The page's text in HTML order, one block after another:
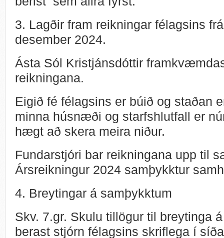
3. Lagðir fram reikningar félagsins
desember 2024.
Ásta Sól Kristjánsdóttir
reikningana.
Eigið fé félagsins er búið og staðan
minna húsnæði og starfshlutfall er
hægt að skera meira niður.
Fundarstjóri bar reikningana upp til
Ársreikningur 2024 samþykktur
4. Breytingar á samþykktum
Skv. 7.gr. Skulu tillögur til breytinga
berast stjórn félagsins skriflega í